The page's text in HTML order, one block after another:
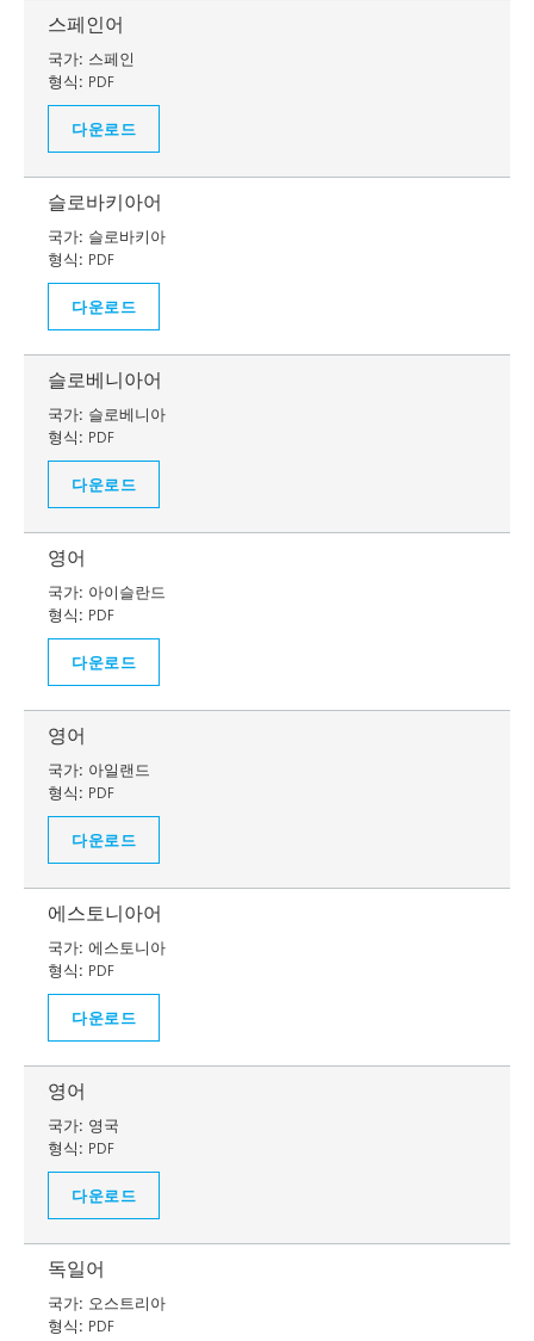
스페인어
국가: 스페인
형식: PDF
다운로드
슬로바키아어
국가: 슬로바키아
형식: PDF
다운로드
슬로베니아어
국가: 슬로베니아
형식: PDF
다운로드
영어
국가: 아이슬란드
형식: PDF
다운로드
영어
국가: 아일랜드
형식: PDF
다운로드
에스토니아어
국가: 에스토니아
형식: PDF
다운로드
영어
국가: 영국
형식: PDF
다운로드
독일어
국가: 오스트리아
형식: PDF